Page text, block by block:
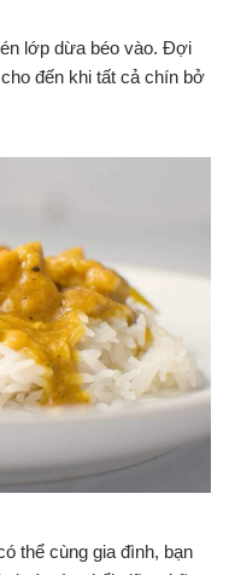
lớp dừa béo vào. Đợi
đến khi tất cả chín bở
thể cùng gia đình, bạn